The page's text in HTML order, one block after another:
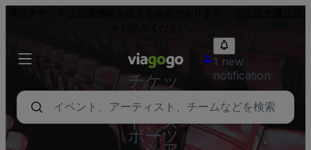
チケッ
ト - コ
ンサー
ト、ス
ポーツ
1 new
notification